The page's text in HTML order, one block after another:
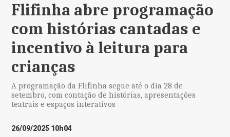
Flifinha abre programação
com histórias cantadas e
incentivo à leitura para
crianças
A programação da Flifinha segue até o dia 28 de
setembro, com contação de histórias, apresentações
teatrais e espaços interativos
26/09/2025 10h04